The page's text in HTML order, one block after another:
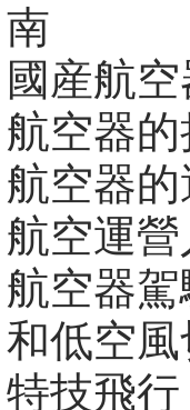
南
國産航
航空器
航空器
航空運
航空器
和低空
特技飛行